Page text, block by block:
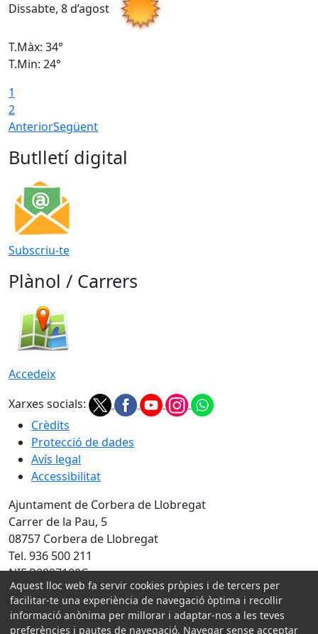
Dissabte, 8 d’agost
T.Màx: 34°
T.Min: 24°
1
2
AnteriorSegüent
Butlletí digital
Subscriu-te
Plànol / Carrers
Accedeix
Xarxes socials:
Crèdits
Protecció de dades
Avís legal
Accessibilitat
Ajuntament de Corbera de Llobregat
Carrer de la Pau, 5
08757 Corbera de Llobregat
Tel. 936 500 211
NIF P0807100C
Amb la col·laboració de:
Aquest lloc web fa servir cookies pròpies i de tercers per
facilitar-te una experiència de navegació òptima i recollir
informació anònima per millorar i adaptar-nos a les teves
preferències i pautes de navegació. Navegar sense acceptar